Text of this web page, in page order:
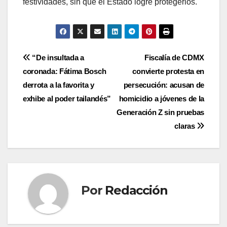
festividades, sin que el Estado logre protegerlos.
Navegación
de
entradas
Fiscalía de CDMX
convierte protesta en
persecución: acusan de
homicidio a jóvenes de la
Generación Z sin pruebas
claras
“De insultada a
coronada: Fátima Bosch
derrota a la favorita y
exhibe al poder tailandés”
Por Redacción